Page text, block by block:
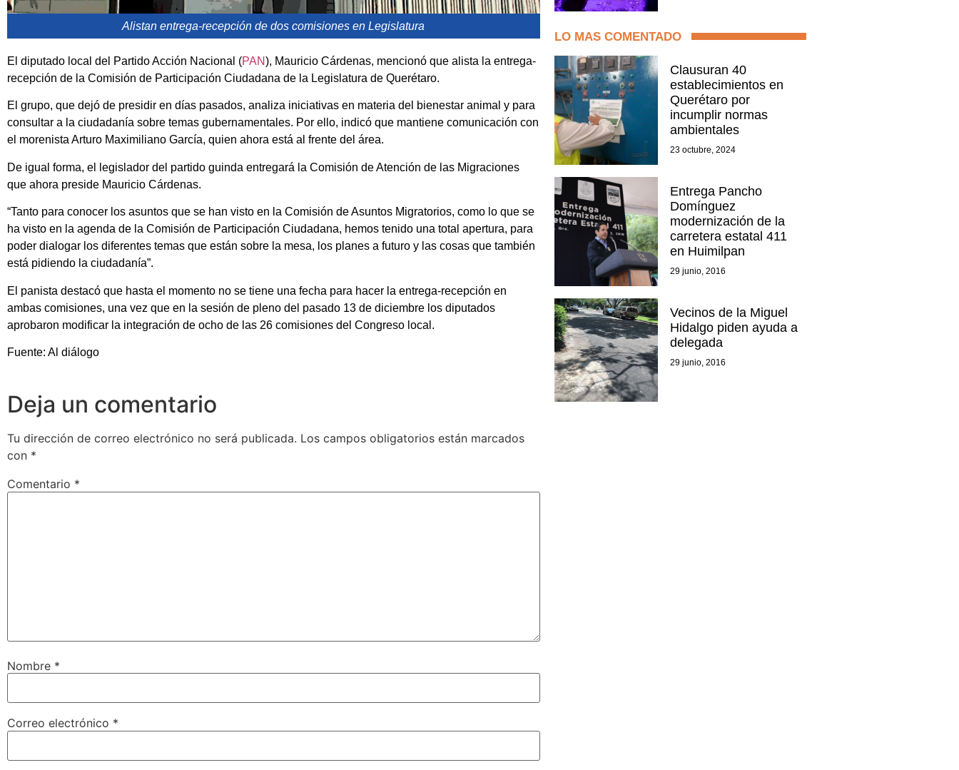
Alistan entrega-recepción de dos comisiones en Legislatura
El diputado local del Partido Acción Nacional (PAN), Mauricio Cárdenas, mencionó que alista la entrega-
recepción de la Comisión de Participación Ciudadana de la Legislatura de Querétaro.
El grupo, que dejó de presidir en días pasados, analiza iniciativas en materia del bienestar animal y para
consultar a la ciudadanía sobre temas gubernamentales. Por ello, indicó que mantiene comunicación con
el morenista Arturo Maximiliano García, quien ahora está al frente del área.
De igual forma, el legislador del partido guinda entregará la Comisión de Atención de las Migraciones
que ahora preside Mauricio Cárdenas.
“Tanto para conocer los asuntos que se han visto en la Comisión de Asuntos Migratorios, como lo que se
ha visto en la agenda de la Comisión de Participación Ciudadana, hemos tenido una total apertura, para
poder dialogar los diferentes temas que están sobre la mesa, los planes a futuro y las cosas que también
está pidiendo la ciudadanía”.
El panista destacó que hasta el momento no se tiene una fecha para hacer la entrega-recepción en
ambas comisiones, una vez que en la sesión de pleno del pasado 13 de diciembre los diputados
aprobaron modificar la integración de ocho de las 26 comisiones del Congreso local.
Fuente: Al diálogo
Deja un comentario
Tu dirección de correo electrónico no será publicada. Los campos obligatorios están marcados
con *
Comentario *
Nombre *
Correo electrónico *
LO MAS COMENTADO
Clausuran 40
establecimientos en
Querétaro por
incumplir normas
ambientales
23 octubre, 2024
Entrega Pancho
Domínguez
modernización de la
carretera estatal 411
en Huimilpan
29 junio, 2016
Vecinos de la Miguel
Hidalgo piden ayuda a
delegada
29 junio, 2016